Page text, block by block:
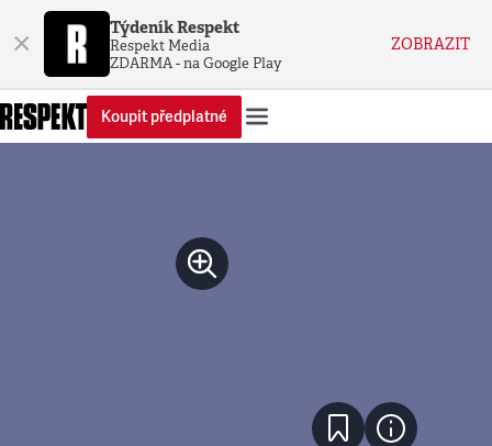
× Týdeník Respekt
Respekt Media
ZDARMA - na Google Play
ZOBRAZIT
Koupit předplatné